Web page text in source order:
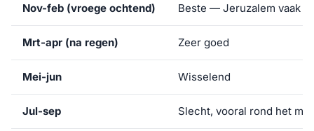
Nov-feb (vroege ochtend) Beste — Jeruzalem vaak
Mrt-apr (na regen) Zeer goed
Mei-jun Wisselend
Jul-sep Slecht, vooral rond het